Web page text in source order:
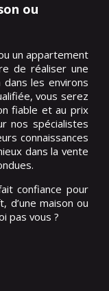
ou
un appartement
de réaliser une
les environs
vous serez
fiable et au prix
nos spécialistes
connaissances
dans la vente
confiance pour
d’une maison ou
pas vous ?